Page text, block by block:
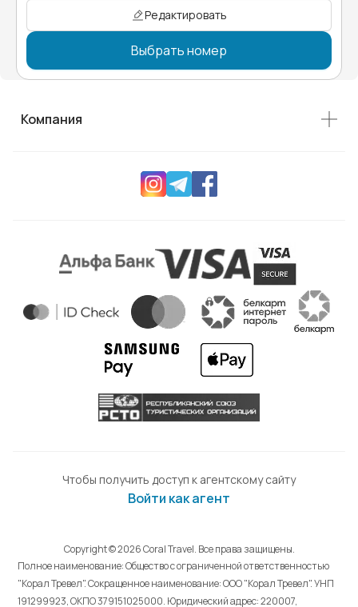
Редактировать
Выбрать номер
Компания
Чтобы получить доступ к агентскому сайту
Войти как агент
Copyright © 2026 Coral Travel. Все права защищены.
Полное наименование: Общество с ограниченной ответственностью
"Корал Тревел". Сокращенное наименование: ООО "Корал Тревел". УНП
191299923, ОКПО 379151025000. Юридический адрес: 220007,